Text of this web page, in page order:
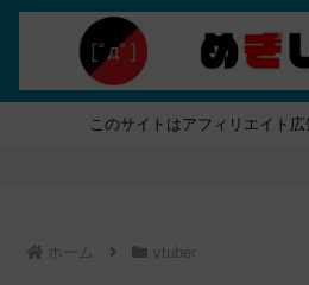
このサイトはアフィリエイト
ホーム vtuber